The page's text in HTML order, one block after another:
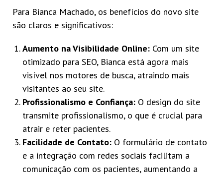
Para Bianca Machado, os benefícios do novo site
são claros e significativos:
Aumento na Visibilidade Online: Com um site
otimizado para SEO, Bianca está agora mais
visível nos motores de busca, atraindo mais
visitantes ao seu site.
Profissionalismo e Confiança: O design do site
transmite profissionalismo, o que é crucial para
atrair e reter pacientes.
Facilidade de Contato: O formulário de contato
e a integração com redes sociais facilitam a
comunicação com os pacientes, aumentando a